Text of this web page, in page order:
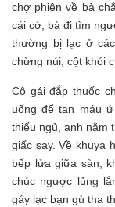
chợ phiên về bà
cái cớ, bà đi tìm
thường bị lạc ở
chừng núi, cột khói
Cô gái đắp thuốc
uống để tan máu
thiếu ngủ, anh nằm
giấc say. Về khuya
bếp lửa giữa sàn,
chúc ngược lủng
gáy lạc bạn gù tha